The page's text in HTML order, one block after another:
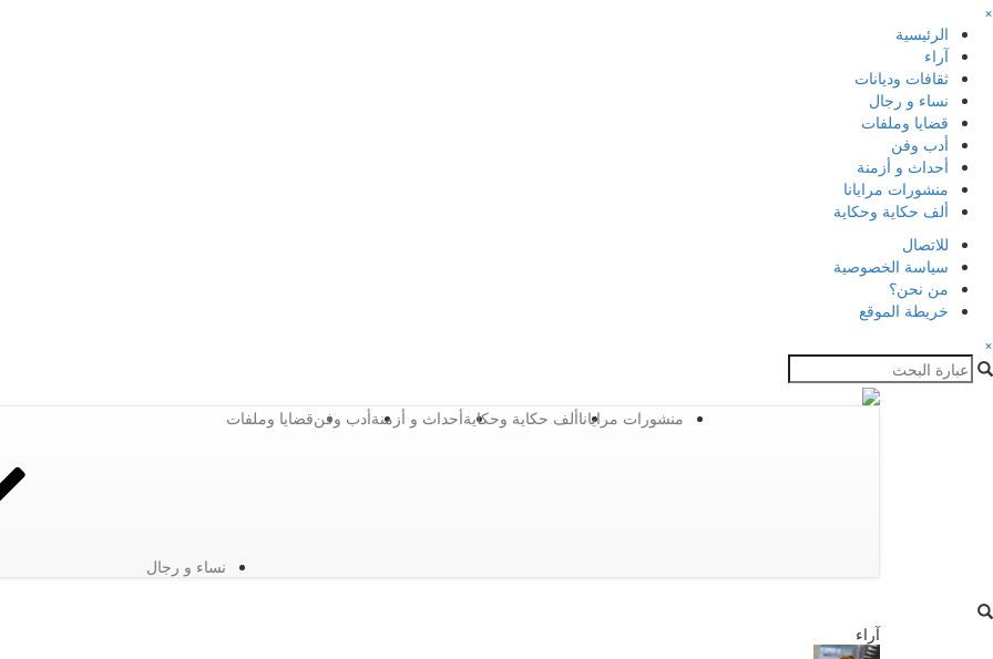
×
الرئيسية
آراء
ثقافات وديانات
نساء و رجال
قضايا وملفات
أدب وفن
أحداث و أزمنة
منشورات مرايانا
ألف حكاية وحكاية
للاتصال
سياسة الخصوصية
من نحن؟
خريطة الموقع
×
نساء و رجال
قضايا وملفاتأدب وفنأحداث و أزمنةألف حكاية وحكايةمنشورات مرايانا
آراء